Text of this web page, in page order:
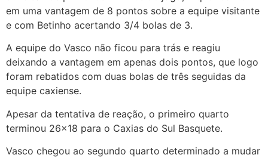
em uma vantagem de 8 pontos sobre a equipe visitante
e com Betinho acertando 3/4 bolas de 3.
A equipe do Vasco não ficou para trás e reagiu
deixando a vantagem em apenas dois pontos, que logo
foram rebatidos com duas bolas de três seguidas da
equipe caxiense.
Apesar da tentativa de reação, o primeiro quarto
terminou 26×18 para o Caxias do Sul Basquete.
Vasco chegou ao segundo quarto determinado a mudar